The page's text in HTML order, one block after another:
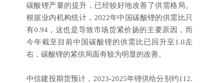
碳酸锂产量的提升，已经较好地改善了供需格局。
根据业内机构统计，2022年中国碳酸锂的供需比只
有0.94，这也是导致市场货紧价扬的主要原因，而
今年截至目前中国碳酸锂的供需比已回升至1.0左
右，碳酸锂的紧供局面有较为明显的改善。
中信建投期货预计，2023-2025年锂供给分别约112.